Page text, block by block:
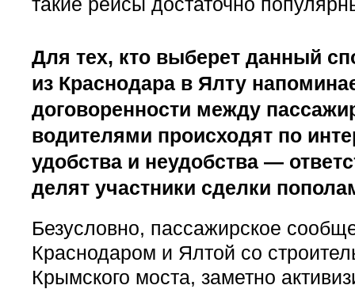
Для тех, кто выберет данный
из Краснодара в Ялту
договоренности между
водителями происходят по
удобства и неудобства —
делят участники сделки
Безусловно, пассажирское
Краснодаром и Ялтой со
Крымского моста, заметно